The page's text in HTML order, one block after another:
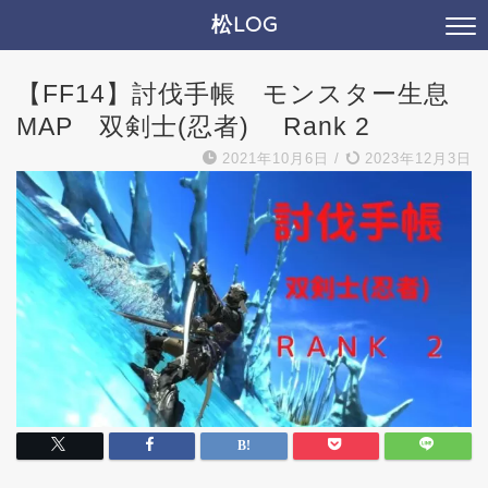
松LOG
【FF14】討伐手帳 モンスター生息
MAP 双剣士(忍者) Rank 2
2021年10月6日 / 2023年12月3日